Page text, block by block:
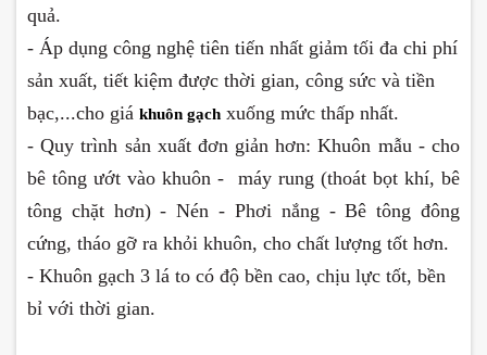
quả.
- Áp dụng công nghệ tiên tiến nhất giảm tối đa chi phí
sản xuất, tiết kiệm được thời gian, công sức và tiền
bạc,...cho giá khuôn gạch xuống mức thấp nhất.
- Quy trình sản xuất đơn giản hơn: Khuôn mẫu - cho
bê tông ướt vào khuôn - máy rung (thoát bọt khí, bê
tông chặt hơn) - Nén - Phơi nắng - Bê tông đông
cứng, tháo gỡ ra khỏi khuôn, cho chất lượng tốt hơn.
- Khuôn gạch 3 lá to có độ bền cao, chịu lực tốt, bền
bỉ với thời gian.